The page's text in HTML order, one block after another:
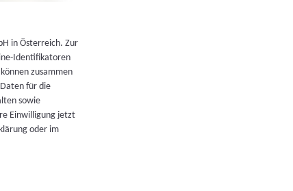
in Österreich. Zur
Identifikatoren
zusammen
für die
sowie
Einwilligung jetzt
oder im